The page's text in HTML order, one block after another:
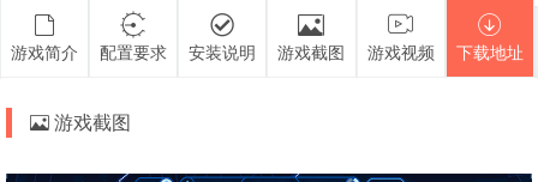
游戏简介 配置要求 安装说明 游戏截图 游戏视频 下载地址
游戏截图